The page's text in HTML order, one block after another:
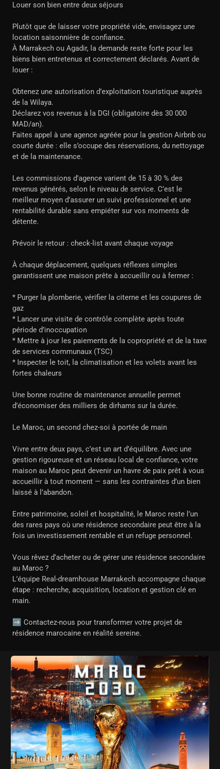
Louer son bien entre deux séjours
Plutôt que de laisser votre propriété vide, envisagez une
location saisonnière de confiance.
À Marrakech ou Agadir, la demande reste forte pour les
biens bien entretenus et correctement déclarés. Avant de
louer :
Obtenez une autorisation d’exploitation touristique auprès
de la Wilaya.
Déclarez vos revenus à la DGI (obligatoire dès 30 000
MAD/an).
Faites appel à une agence agréée pour la gestion Airbnb ou
courte durée : elle s’occupe des réservations, du nettoyage
et de la maintenance.
Les commissions d’agence varient de 15 à 30 % des
revenus générés, selon le niveau de service. C’est le
meilleur moyen d’assurer un suivi professionnel et une
rentabilité durable sans empiéter sur vos moments de
détente.
Prévoir le retour : check-list avant chaque voyage
À chaque déplacement, quelques réflexes simples
garantissent une maison prête à accueillir ou à fermer :
* Purger la plomberie, vérifier la citerne et les coupures de
gaz
* Lancer une visite de contrôle complète après toute
période d’inoccupation
* Mettre à jour les paiements de la copropriété et de la taxe
de services communaux (TSC)
* Inspecter le toit, la climatisation et les volets avant les
fortes chaleurs
Une bonne routine de maintenance annuelle permet
d’économiser des milliers de dirhams sur la durée.
Le Maroc, un second chez-soi à portée de main
Vivre entre deux pays, c’est un art d’équilibre. Avec une
gestion rigoureuse et un réseau local de confiance, votre
maison au Maroc peut devenir un havre de paix prêt à vous
accueillir à tout moment — sans les contraintes d’un bien
laissé à l’abandon.
Entre patrimoine, soleil et hospitalité, le Maroc reste l’un
des rares pays où une résidence secondaire peut être à la
fois un investissement rentable et un refuge personnel.
Vous rêvez d’acheter ou de gérer une résidence secondaire
au Maroc ?
L’équipe Real-dreamhouse Marrakech accompagne chaque
étape : recherche, acquisition, location et gestion clé en
main.
➡️ Contactez-nous pour transformer votre projet de
résidence marocaine en réalité sereine.